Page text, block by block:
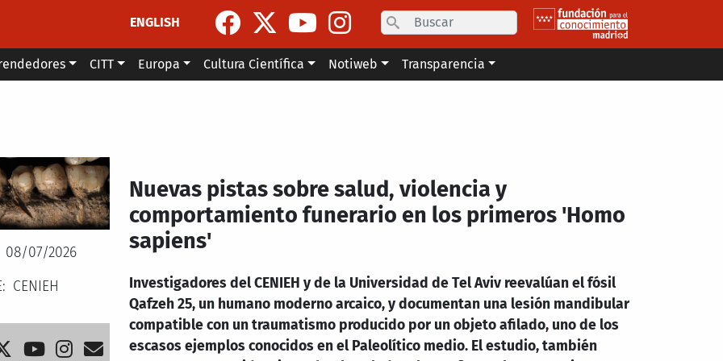
ENGLISH
Search
CITT Europa Cultura Científica Notiweb Transparencia
08/07/2026
CENIEH
Nuevas pistas sobre salud, violencia y
comportamiento funerario en los primeros 'Homo
sapiens'
Investigadores del CENIEH y de la Universidad de Tel Aviv reevalúan el fósil
Qafzeh 25, un humano moderno arcaico, y documentan una lesión mandibular
compatible con un traumatismo producido por un objeto afilado, uno de los
escasos ejemplos conocidos en el Paleolítico medio. El estudio, también